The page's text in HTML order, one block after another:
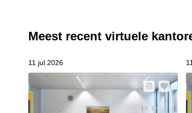
Meest recent virtuele
11 jul 2026